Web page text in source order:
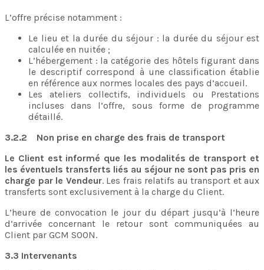
L’offre précise notamment :
Le lieu et la durée du séjour : la durée du séjour est
calculée en nuitée ;
L’hébergement : la catégorie des hôtels figurant dans
le descriptif correspond à une classification établie
en référence aux normes locales des pays d’accueil.
Les ateliers collectifs, individuels ou Prestations
incluses dans l’offre, sous forme de programme
détaillé.
3.2.2 Non prise en charge des frais de transport
Le Client est informé que les modalités de transport et
les éventuels transferts liés au séjour ne sont pas pris en
charge par le Vendeur. Les frais relatifs au transport et aux
transferts sont exclusivement à la charge du Client.
L’heure de convocation le jour du départ jusqu’à l’heure
d’arrivée concernant le retour sont communiquées au
Client par GCM SOON.
3.3 Intervenants